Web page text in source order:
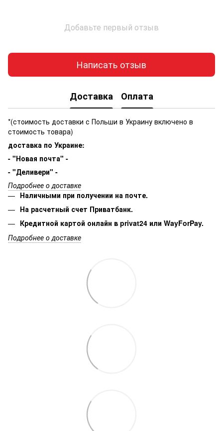
Добавьте первый отзыв
Написать отзыв
Доставка Оплата
*(стоимость доставки с Польши в Украину включено в
стоимость товара)
доставка по Украине:
- "Новая почта" -
- "Деливери" -
Подробнее о доставке
Наличными при получении на почте.
На расчетный счет Приватбанк.
Кредитной картой онлайн в privat24 или WayForPay.
Подробнее о доставке